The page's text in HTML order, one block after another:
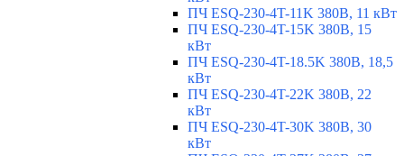
ПЧ ESQ-230-4T-11K 380В, 11 кВт
ПЧ ESQ-230-4T-15K 380В, 15
кВт
ПЧ ESQ-230-4T-18.5K 380В, 18,5
кВт
ПЧ ESQ-230-4T-22K 380В, 22
кВт
ПЧ ESQ-230-4T-30K 380В, 30
кВт